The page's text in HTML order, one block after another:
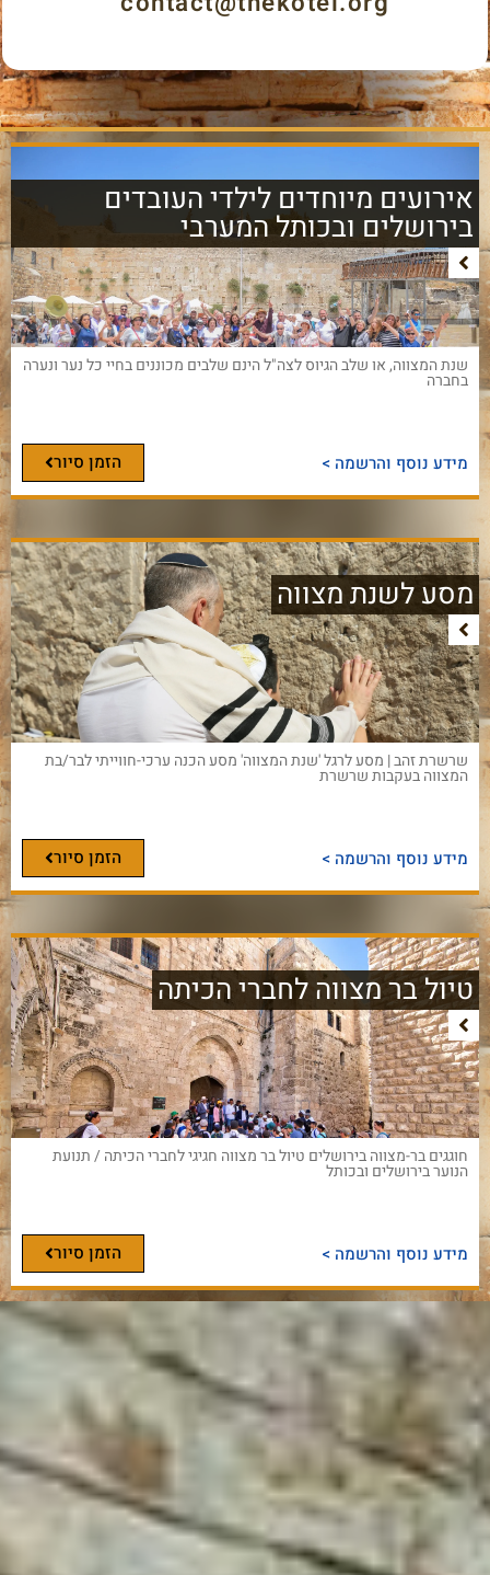
אירועים מיוחדים לילדי העובדים
בירושלים ובכותל המערבי
שנת המצווה, או שלב הגיוס לצה"ל הינם שלבים מכוננים בחיי כל נער ונערה
בחברה
מידע נוסף והרשמה > הזמן סיור
מסע לשנת מצווה
שרשרת זהב | מסע לרגל 'שנת המצווה' מסע הכנה ערכי-חווייתי לבר/בת
המצווה בעקבות שרשרת
מידע נוסף והרשמה > הזמן סיור
טיול בר מצווה לחברי הכיתה
חוגגים בר-מצווה בירושלים טיול בר מצווה חגיגי לחברי הכיתה / תנועת
הנוער בירושלים ובכותל
מידע נוסף והרשמה > הזמן סיור